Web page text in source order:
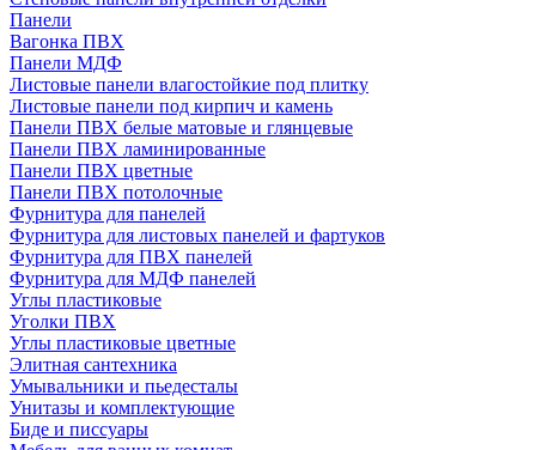
Панели
Вагонка ПВХ
Панели МДФ
Листовые панели влагостойкие под плитку
Листовые панели под кирпич и камень
Панели ПВХ белые матовые и глянцевые
Панели ПВХ ламинированные
Панели ПВХ цветные
Панели ПВХ потолочные
Фурнитура для панелей
Фурнитура для листовых панелей и фартуков
Фурнитура для ПВХ панелей
Фурнитура для МДФ панелей
Углы пластиковые
Уголки ПВХ
Углы пластиковые цветные
Элитная сантехника
Умывальники и пьедесталы
Унитазы и комплектующие
Биде и писсуары